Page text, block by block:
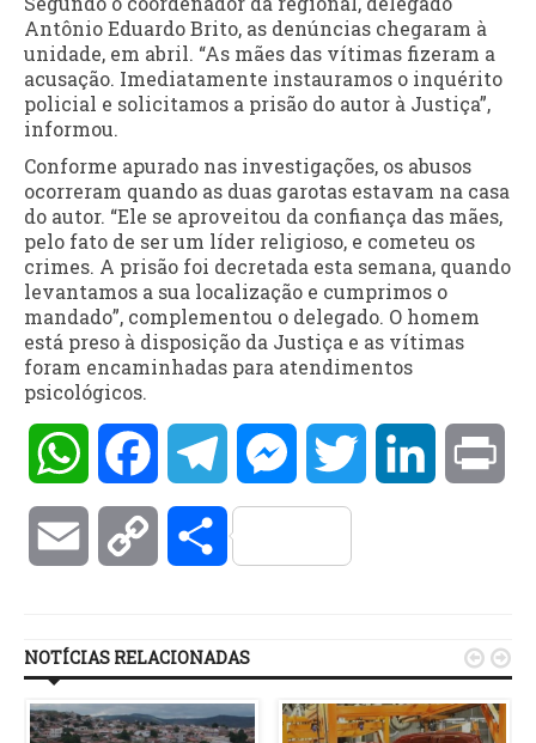
Antônio Eduardo Brito, as denúncias chegaram à
unidade, em abril. “As mães das vítimas fizeram a
acusação. Imediatamente instauramos o inquérito
policial e solicitamos a prisão do autor à Justiça”,
informou.
Conforme apurado nas investigações, os abusos
ocorreram quando as duas garotas estavam na casa
do autor. “Ele se aproveitou da confiança das mães,
pelo fato de ser um líder religioso, e cometeu os
crimes. A prisão foi decretada esta semana, quando
levantamos a sua localização e cumprimos o
mandado”, complementou o delegado. O homem
está preso à disposição da Justiça e as vítimas
foram encaminhadas para atendimentos
psicológicos.
WhatsAppFacebookTelegramMessengerTwitter LinkedIn
Email Copy Compartilhar
NOTÍCIAS RELACIONADAS  